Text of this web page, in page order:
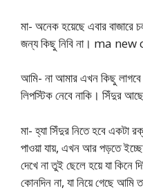
মা- অনেক হয়েছে এবার
জন্য কিছু নিবি না। ma
আমি- না আমার এখন কিছু
লিপস্টিক নেবে নাকি। সিঁদুর
মা- হ্যা সিঁদুর নিতে হবে একটা
পাওয়া যায়, এখন আর পড়তে
দেখে না তুই ছেলে হয়ে যা কিনে
কোনদিন না, যা নিয়ে গেছে আমি